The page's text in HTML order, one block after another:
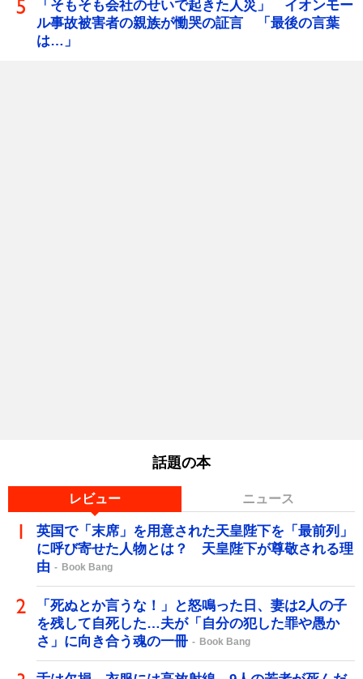
「そもそも会社のせいで起きた人災」 イオンモー
ル事故被害者の親族が慟哭の証言 「最後の言葉
は…」
話題の本
レビュー ニュース
英国で「末席」を用意された天皇陛下を「最前列」
に呼び寄せた人物とは？ 天皇陛下が尊敬される理
由
Book Bang
「死ぬとか言うな！」と怒鳴った日、妻は2人の子
を残して自死した…夫が「自分の犯した罪や愚か
さ」に向き合う魂の一冊
Book Bang